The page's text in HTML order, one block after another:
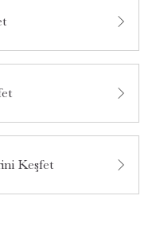
Bizi tercih
Keşfet